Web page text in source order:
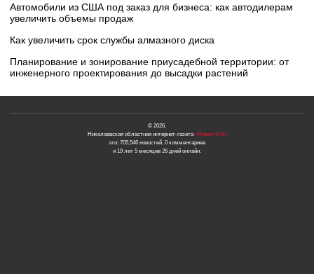
Автомобили из США под заказ для бизнеса: как автодилерам
увеличить объемы продаж
Как увеличить срок службы алмазного диска
Планирование и зонирование приусадебной территории: от
инженерного проектирования до высадки растений
© 2026.
Николаевская областная интернет-газета «Новости N»
это: 705,546 новостей, 0 комментариев
и 19 лет 5 месяцев 26 дней онлайн.